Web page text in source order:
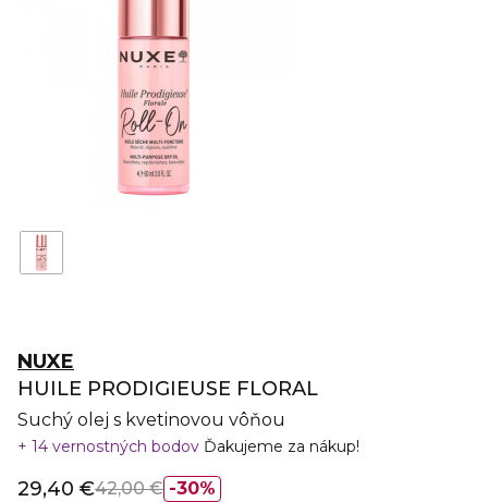
NUXE
HUILE PRODIGIEUSE FLORAL
Suchý olej s kvetinovou vôňou
14 vernostných bodov Ďakujeme za nákup!
30%
29,40 €42,00 €